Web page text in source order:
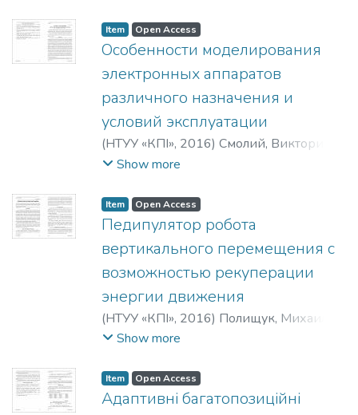
Александровна;
Мартынович;Стенін, Олександр
Петрович; Солдатова, Марія
Олександрівна ;Ткач, Михайло
Мартинович;Stenin, A. A.;Pasko, V. P.
Soldatova, M. A.;Tkach, M. M.
Item Open Access
Особенности моделирования
электронных аппаратов
различного назначения и
условий эксплуатации
(НТУУ «КПІ», 2016) Смолий, Виктория
Николаевна;
Show more
Item Open Access
Педипулятор робота
вертикального перемещения с
возможностью рекуперации
энергии движения
(НТУУ «КПІ», 2016) Полищук, Михаил
Николаевич;
Show more
Item Open Access
Адаптивні багатопозиційні